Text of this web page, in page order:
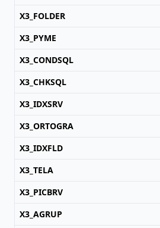
X3_FOLDER
X3_PYME
X3_CONDSQL
X3_CHKSQL
X3_IDXSRV
X3_ORTOGRA
X3_IDXFLD
X3_TELA
X3_PICBRV
X3_AGRUP